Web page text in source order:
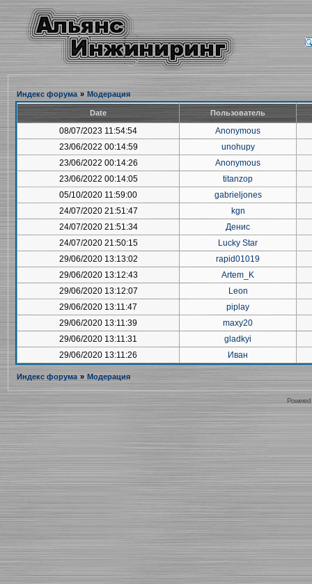
Индекс форума » Модерация
Date Пользователь
08/07/2023 11:54:54
Anonymous
23/06/2022 00:14:59
unohupy
23/06/2022 00:14:26
Anonymous
23/06/2022 00:14:05
titanzop
05/10/2020 11:59:00
gabrieljones
24/07/2020 21:51:47
kgn
24/07/2020 21:51:34
Денис
24/07/2020 21:50:15
Lucky Star
29/06/2020 13:13:02
rapid01019
29/06/2020 13:12:43
Artem_K
29/06/2020 13:12:07
Leon
29/06/2020 13:11:47
piplay
29/06/2020 13:11:39
maxy20
29/06/2020 13:11:31
gladkyi
29/06/2020 13:11:26
Иван
Индекс форума » Модерация